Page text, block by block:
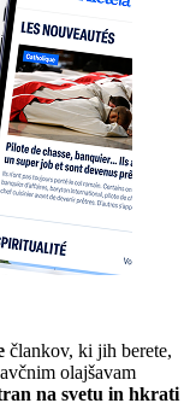
člankov, ki jih berete,
olajšavam
na svetu in hkrati